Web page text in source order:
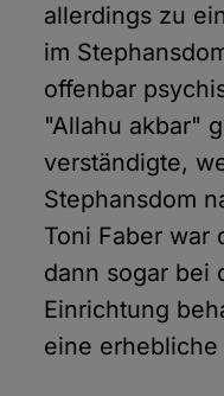
allerdings zu
im
offenbar
"Allahu akbar"
verständigte,
Stephansdom
Toni Faber war
dann sogar bei
Einrichtung
eine